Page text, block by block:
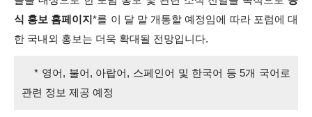
식 홍보 홈페이지*를 이 달 말 개통할 예정임에 따라 포럼에 대
한 국내외 홍보는 더욱 확대될 전망입니다.
* 영어, 불어, 아랍어, 스페인어 및 한국어 등 5개 국어로
관련 정보 제공 예정